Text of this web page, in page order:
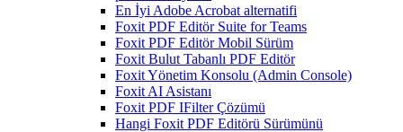
En İyi Adobe Acrobat alternatifi
Foxit PDF Editör Suite for Teams
Foxit PDF Editör Mobil Sürüm
Foxit Bulut Tabanlı PDF Editör
Foxit Yönetim Konsolu (Admin Console)
Foxit AI Asistanı
Foxit PDF IFilter Çözümü
Hangi Foxit PDF Editörü Sürümünü